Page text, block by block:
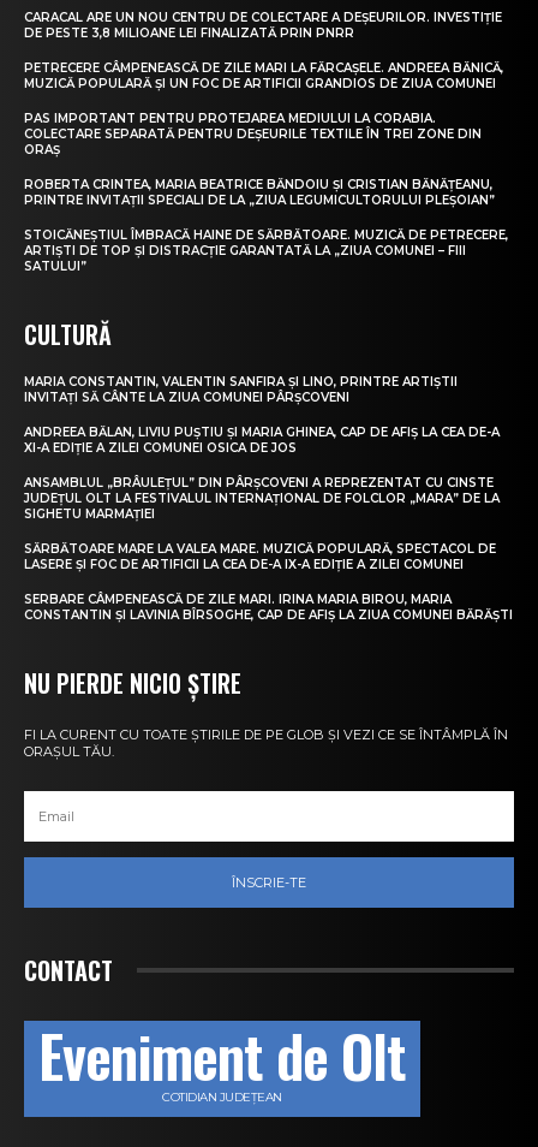
CARACAL ARE UN NOU CENTRU DE COLECTARE A DEȘEURILOR. INVESTIȚIE
DE PESTE 3,8 MILIOANE LEI FINALIZATĂ PRIN PNRR
PETRECERE CÂMPENEASCĂ DE ZILE MARI LA FĂRCAȘELE. ANDREEA BĂNICĂ,
MUZICĂ POPULARĂ ȘI UN FOC DE ARTIFICII GRANDIOS DE ZIUA COMUNEI
PAS IMPORTANT PENTRU PROTEJAREA MEDIULUI LA CORABIA.
COLECTARE SEPARATĂ PENTRU DEȘEURILE TEXTILE ÎN TREI ZONE DIN
ORAȘ
ROBERTA CRINTEA, MARIA BEATRICE BĂNDOIU ȘI CRISTIAN BĂNĂȚEANU,
PRINTRE INVITAȚII SPECIALI DE LA „ZIUA LEGUMICULTORULUI PLEȘOIAN”
STOICĂNEȘTIUL ÎMBRACĂ HAINE DE SĂRBĂTOARE. MUZICĂ DE PETRECERE,
ARTIȘTI DE TOP ȘI DISTRACȚIE GARANTATĂ LA „ZIUA COMUNEI – FIII
SATULUI”
CULTURĂ
MARIA CONSTANTIN, VALENTIN SANFIRA ȘI LINO, PRINTRE ARTIȘTII
INVITAȚI SĂ CÂNTE LA ZIUA COMUNEI PÂRȘCOVENI
ANDREEA BĂLAN, LIVIU PUȘTIU ȘI MARIA GHINEA, CAP DE AFIȘ LA CEA DE-A
XI-A EDIȚIE A ZILEI COMUNEI OSICA DE JOS
ANSAMBLUL „BRÂULEȚUL” DIN PÂRȘCOVENI A REPREZENTAT CU CINSTE
JUDEȚUL OLT LA FESTIVALUL INTERNAȚIONAL DE FOLCLOR „MARA” DE LA
SIGHETU MARMAȚIEI
SĂRBĂTOARE MARE LA VALEA MARE. MUZICĂ POPULARĂ, SPECTACOL DE
LASERE ȘI FOC DE ARTIFICII LA CEA DE-A IX-A EDIȚIE A ZILEI COMUNEI
SERBARE CÂMPENEASCĂ DE ZILE MARI. IRINA MARIA BIROU, MARIA
CONSTANTIN ȘI LAVINIA BÎRSOGHE, CAP DE AFIȘ LA ZIUA COMUNEI BĂRĂȘTI
NU PIERDE NICIO ȘTIRE
FI LA CURENT CU TOATE ȘTIRILE DE PE GLOB ȘI VEZI CE SE ÎNTÂMPLĂ ÎN
ORAȘUL TĂU.
ÎNSCRIE-TE
CONTACT
Eveniment de Olt
COTIDIAN JUDEȚEAN